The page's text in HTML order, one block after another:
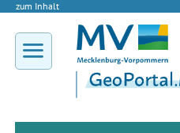
zum Inhalt